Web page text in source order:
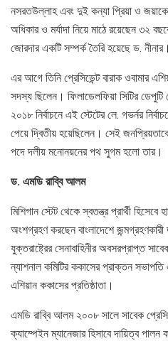
নসরতউল্লাহ এবং দুই কন্যা প্রিয়া ও
অধিকার ও মর্যাদা নিয়ে মাঠে রয়েছেন
জোরদার একটি সম্পর্ক তৈরি হয়েছে ড. নীনার।
এর আগে তিনি প্রেসিডেন্ট বারাক ওবামার
সদস্য ছিলেন। ফিলাডেলফিয়া সিটির ডেপুটি
২০১৮ নির্বাচনে এই স্টেটের লে. গভর্নর
পেয়ে দ্বিতীয় হয়েছিলেন। সেই
পদে দলীয় মনোনয়নের পথ সুগম হলো তার।
ড. এমডি রাব্বি আলম
মিশিগান স্টেট থেকে স্বতন্ত্র প্রার্থী হিসেবে
অংশগ্রহণ করছেন বাংলাদেশে
যুক্তরাষ্ট্রের সেনাবাহিনীর অবসরপ্রাপ্ত
ন্যাশনাল কমিটির ককাসের প্রাক্তন সভাপতি
এশিয়ান ককাসের প্রতিষ্ঠাতা।
এমডি রাব্বি আলম ২০০৮ সালে সাবেক
ক্যাম্পেইন ম্যানেজার হিসাবে দায়িত্ব পালন